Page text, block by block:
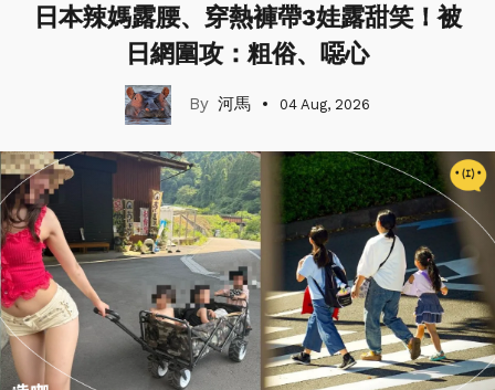
日本辣媽露腰、穿熱褲帶3娃露甜笑！被
日網圍攻：粗俗、噁心
河馬 04 Aug, 2026